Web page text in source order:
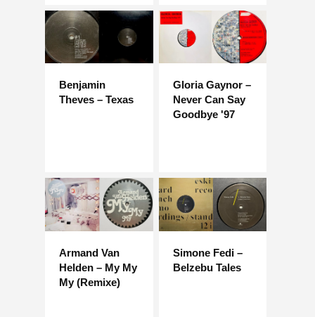
Benjamin
Theves – Texas
Gloria Gaynor –
Never Can Say
Goodbye '97
Armand Van
Helden – My My
My (Remixe)
Simone Fedi –
Belzebu Tales